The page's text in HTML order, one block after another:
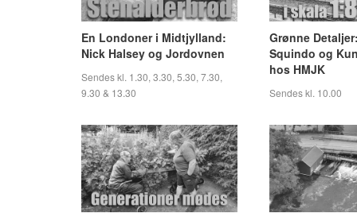
En Londoner i Midtjylland:
Nick Halsey og Jordovnen
Sendes kl. 1.30, 3.30, 5.30, 7.30,
9.30 & 13.30
Grønne
Squindo og
hos HMJK
Sendes kl. 10.00